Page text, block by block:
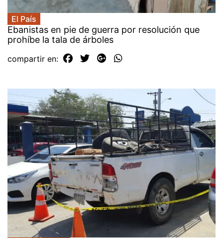
El País
Ebanistas en pie de guerra por resolución que
prohíbe la tala de árboles
compartir en: